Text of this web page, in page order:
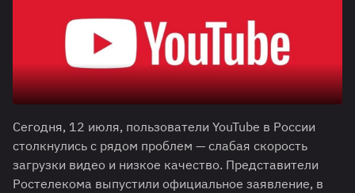
Сегодня, 12 июля, пользователи YouTube в России
столкнулись с рядом проблем — слабая скорость
загрузки видео и низкое качество. Представители
Ростелекома выпустили официальное заявление, в